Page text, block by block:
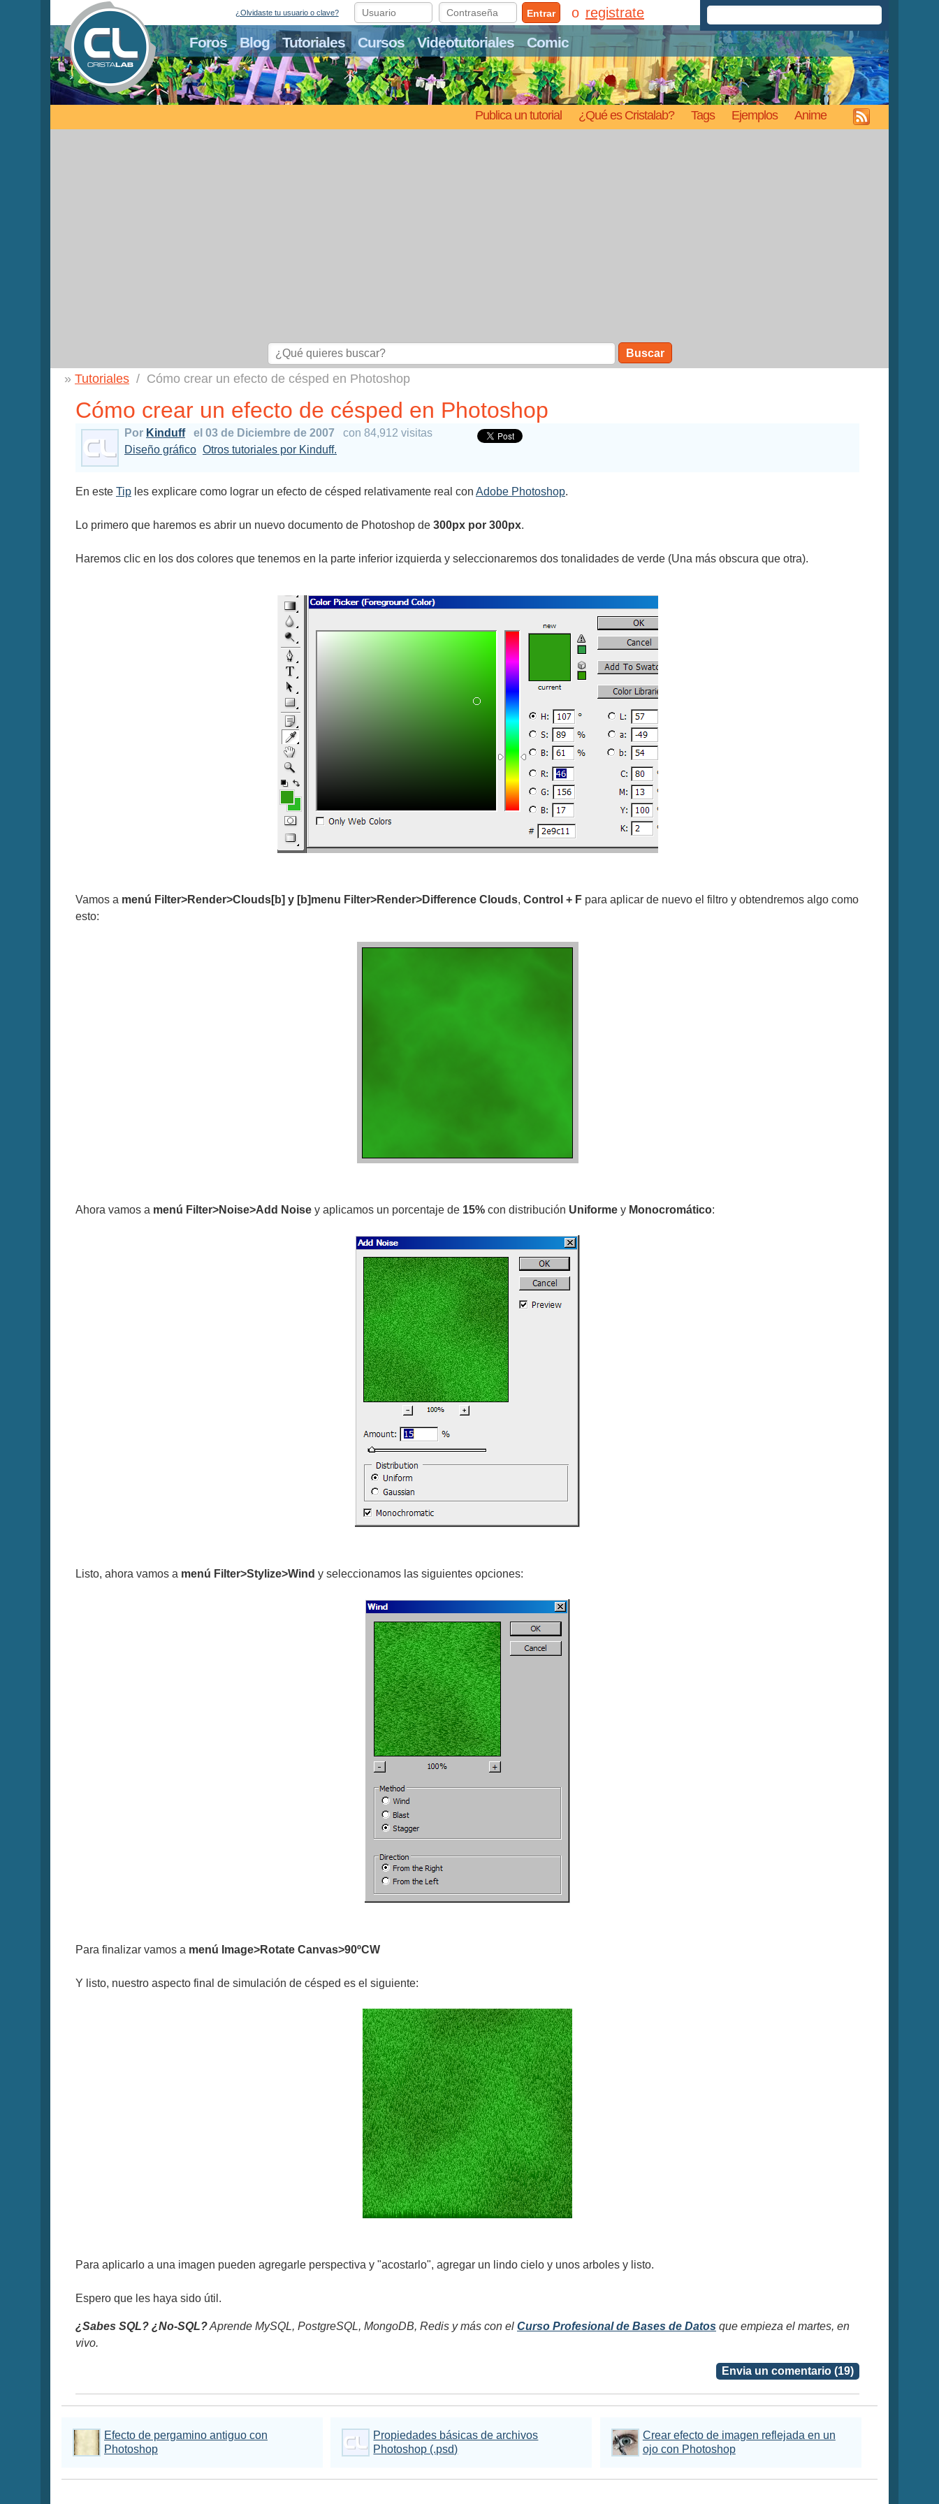
Foros Blog Tutoriales Cursos Videotutoriales Comic
Publica un tutorial ¿Qué es Cristalab? Tags Ejemplos Anime
¿Olvidaste tu usuario o clave? Entrar registrate
Buscar
Tutoriales Cómo crear un efecto de césped en Photoshop
Cómo crear un efecto de césped en Photoshop
Por Kinduff el 03 de Diciembre de 2007
con 84,912 visitas
Diseño gráfico Otros tutoriales por Kinduff.
En este Tip les explicare como lograr un efecto de césped relativamente real con Adobe Photoshop.
Lo primero que haremos es abrir un nuevo documento de Photoshop de 300px por 300px.
Haremos clic en los dos colores que tenemos en la parte inferior izquierda y seleccionaremos dos tonalidades de verde (Una más obscura que otra).
Vamos a menú Filter>Render>Clouds[b] y [b]menu Filter>Render>Difference Clouds, Control + F para aplicar de nuevo el filtro y obtendremos algo como
esto:
Ahora vamos a menú Filter>Noise>Add Noise y aplicamos un porcentaje de 15% con distribución Uniforme y Monocromático:
Listo, ahora vamos a menú Filter>Stylize>Wind y seleccionamos las siguientes opciones:
Para finalizar vamos a menú Image>Rotate Canvas>90ºCW
Y listo, nuestro aspecto final de simulación de césped es el siguiente:
Para aplicarlo a una imagen pueden agregarle perspectiva y "acostarlo", agregar un lindo cielo y unos arboles y listo.
Espero que les haya sido útil.
¿Sabes SQL? ¿No-SQL?Aprende MySQL, PostgreSQL, MongoDB, Redis y más con el Curso Profesional de Bases de Datos que empieza el martes, en
vivo.
Envia un comentario (19)
Efecto de pergamino antiguo con
Photoshop
Propiedades básicas de archivos
Photoshop (.psd)
Crear efecto de imagen reflejada en un
ojo con Photoshop